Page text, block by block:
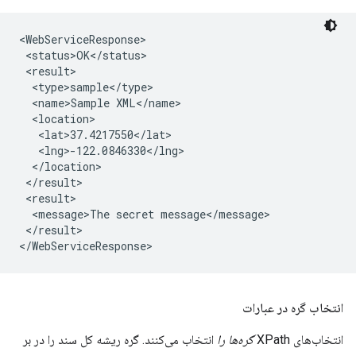
<WebServiceResponse>
<status>OK</status>
<result>
  <type>sample</type>
  <name>Sample XML</name>
  <location>
   <lat>37.4217550</lat>
   <lng>-122.0846330</lng>
  </location>
</result>
<result>
  <message>The secret message</message>
</result>
انتخاب گره در عبارات
انتخاب‌های XPath گره‌ها را انتخاب می‌کنند. گره ریشه کل سند را در بر